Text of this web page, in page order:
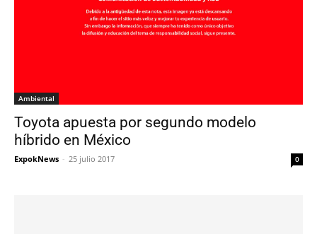
Ambiental
Toyota apuesta por segundo modelo
híbrido en México
ExpokNews - 25 julio 2017 0